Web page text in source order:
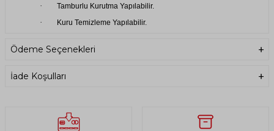
· Tamburlu Kurutma Yapılabilir.
· Kuru Temizleme Yapılabilir.
Ödeme Seçenekleri
İade Koşulları